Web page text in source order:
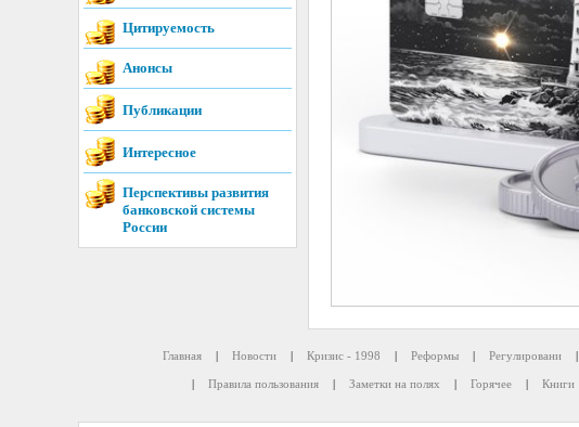
Цитируемость
Анонсы
Публикации
Интересное
Перспективы развития
банковской системы
России
Главная | Новости | Кризис - 1998 | Реформы | Регулировани |
| Правила пользования | Заметки на полях | Горячее | Книги